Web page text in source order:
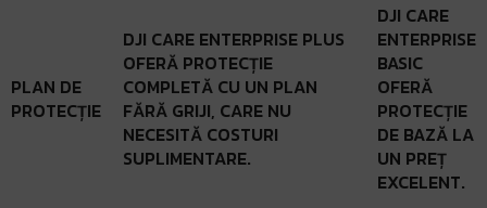
PLAN DE
PROTECȚIE
DJI CARE ENTERPRISE PLUS
OFERĂ PROTECȚIE
COMPLETĂ CU UN PLAN
FĂRĂ GRIJI, CARE NU
NECESITĂ COSTURI
SUPLIMENTARE.
DJI CARE
ENTERPRISE
BASIC
OFERĂ
PROTECȚIE
DE BAZĂ LA
UN PREȚ
EXCELENT.